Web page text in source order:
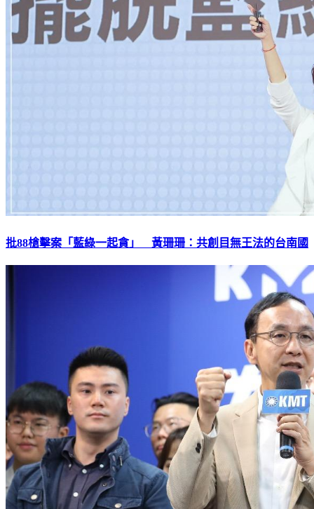
批88槍擊案「藍綠一起貪」 黃珊珊：共創目無王法的台南國